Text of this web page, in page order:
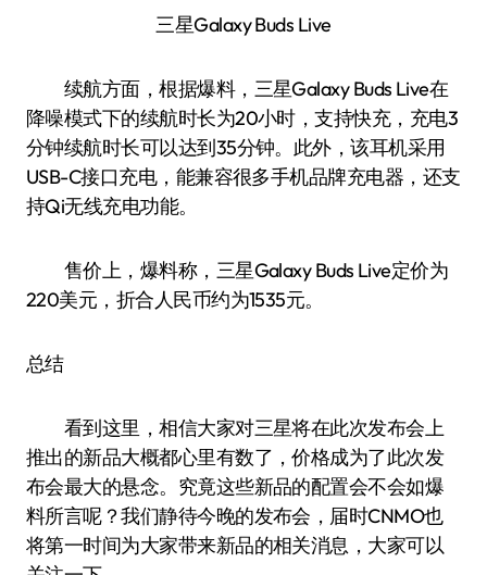
三星Galaxy Buds Live
续航方面，根据爆料，三星Galaxy Buds Live在
降噪模式下的续航时长为20小时，支持快充，充电3
分钟续航时长可以达到35分钟。此外，该耳机采用
USB-C接口充电，能兼容很多手机品牌充电器，还支
持Qi无线充电功能。
售价上，爆料称，三星Galaxy Buds Live定价为
220美元，折合人民币约为1535元。
总结
看到这里，相信大家对三星将在此次发布会上
推出的新品大概都心里有数了，价格成为了此次发
布会最大的悬念。究竟这些新品的配置会不会如爆
料所言呢？我们静待今晚的发布会，届时CNMO也
将第一时间为大家带来新品的相关消息，大家可以